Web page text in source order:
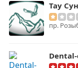
Тау
пр.